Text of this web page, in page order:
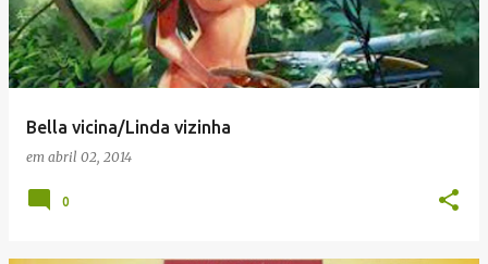
Bella vicina/Linda vizinha
em abril 02, 2014
0